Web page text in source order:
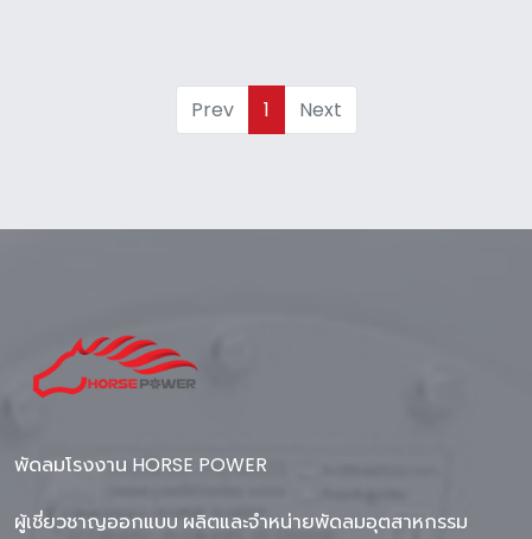
Prev 1 Next
พัดลมโรงงาน HORSE POWER
ผู้เชี่ยวชาญออกแบบ ผลิตและจำหน่ายพัดลมอุตสาหกรรม